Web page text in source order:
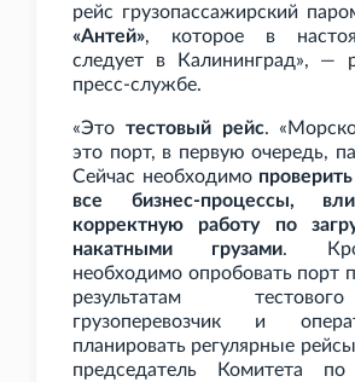
рейс грузопассажирский
«Антей», которое в
следует в Калининград», —
пресс-службе.
«Это тестовый рейс.
это порт, в первую очередь,
Сейчас необходимо
все бизнес-процессы,
корректную работу по
накатными грузами.
необходимо опробовать порт
результатам
грузоперевозчик и
планировать регулярные
председатель Комитета по